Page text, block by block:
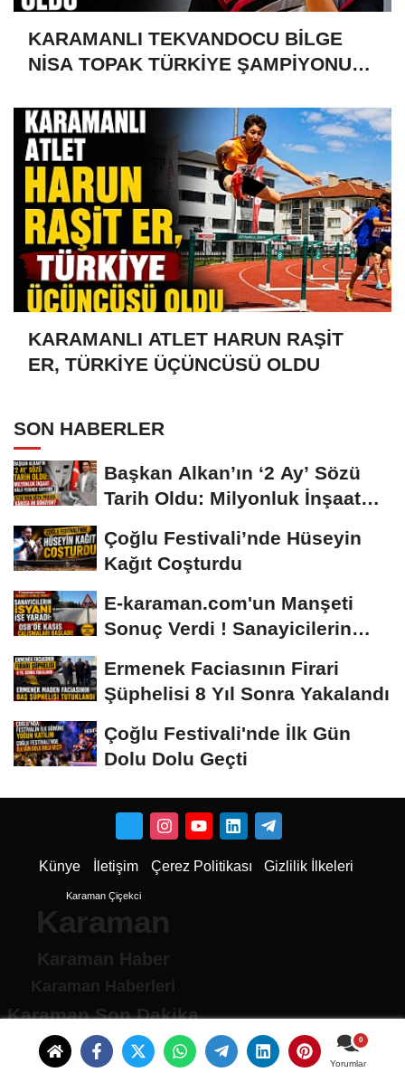
Yorumlar
KARAMANLI TEKVANDOCU BİLGE
NİSA TOPAK TÜRKİYE ŞAMPİYONU
KARAMANLI ATLET HARUN RAŞİT
ER, TÜRKİYE ÜÇÜNCÜSÜ OLDU
SON HABERLER
Başkan Alkan’ın ‘2 Ay’ Sözü
Tarih Oldu: Milyonluk İnşaat
Çoğlu Festivali’nde Hüseyin
Kağıt Coşturdu
E-karaman.com'un Manşeti
Sonuç Verdi ! Sanayicilerin
Ermenek Faciasının Firari
Şüphelisi 8 Yıl Sonra Yakalandı
Çoğlu Festivali'nde İlk Gün
Dolu Dolu Geçti
Künye İletişim Çerez Politikası Gizlilik İlkeleri
Karaman Çiçekci
Karaman
Karaman Haber
Karaman Haberleri
Karaman Son Dakika
Karaman son dakika Haberleri
Karamandan haberler